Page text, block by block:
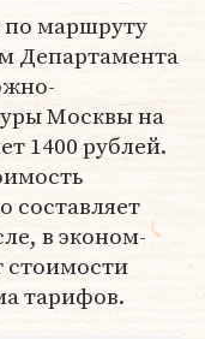
по маршруту
Департамента
Москвы на
1400 рублей.
составляет
в эконом-
стоимости
тарифов.